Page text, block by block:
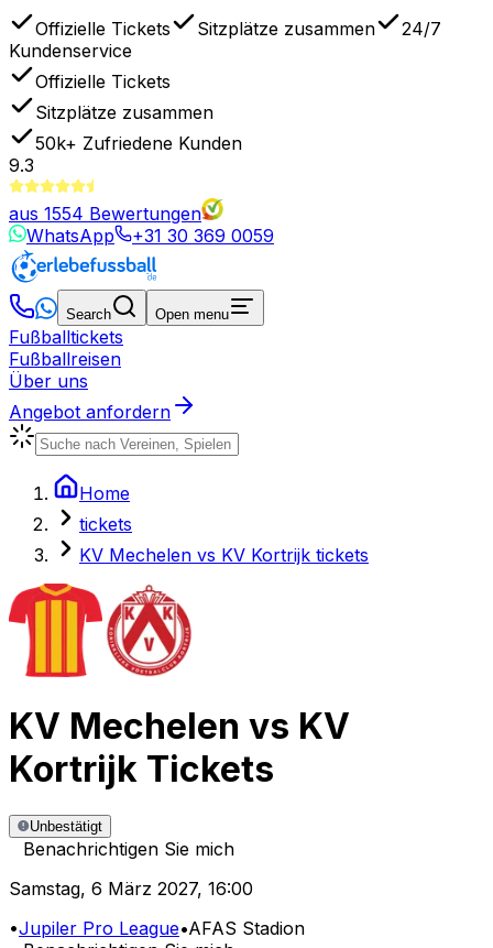
Offizielle Tickets Sitzplätze zusammen
24/7
Kundenservice
Offizielle Tickets
Sitzplätze zusammen
50k+ Zufriedene Kunden
9.3
aus 1554 Bewertungen
WhatsApp
+31 30 369 0059
Search Open menu
Fußballtickets
Fußballreisen
Über uns
Angebot anfordern
Home
tickets
KV Mechelen vs KV Kortrijk tickets
KV Mechelen vs KV
Kortrijk Tickets
Unbestätigt
Benachrichtigen Sie mich
Samstag, 6 März 2027, 16:00
•Jupiler Pro League•AFAS Stadion